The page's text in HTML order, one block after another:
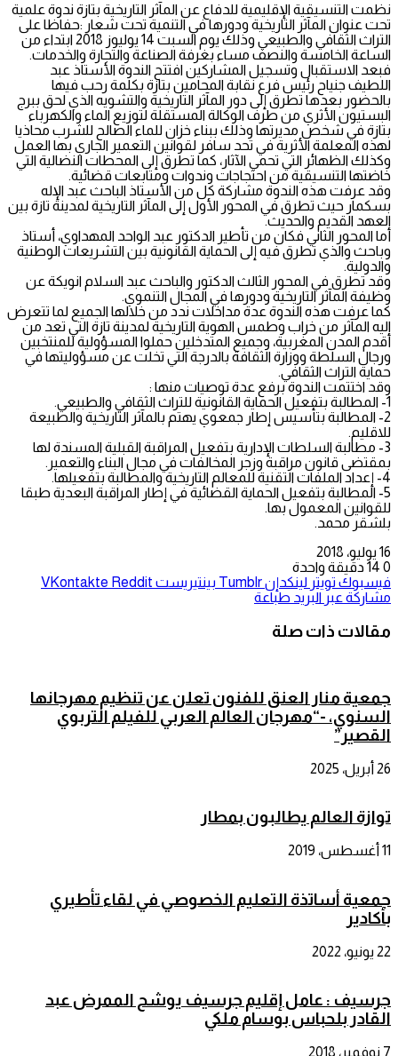
نظمت التنسيقية الإقليمية للدفاع عن المآثر التاريخية بتازة ندوة علمية
تحت عنوان المآثر التاريخية ودورها في التنمية تحت شعار :حفاظا على
التراث الثقافي والطبيعي وذلك يوم السبت 14 يوليوز 2018 ابتداء من
الساعة الخامسة والنصف مساء بغرفة الصناعة والتجارة والخدمات.
فبعد الاستقبال وتسجيل المشاركين افتتح الندوة الأستاذ عبد
اللطيف جنياح رئيس فرع نقابة المحامين بتازة بكلمة رحب فيها
بالحضور بعدها تطرق إلى دور المآثر التاريخية والتشويه الذي لحق ببرج
البستيون الأثري من طرف الوكالة المستقلة لتوزيع الماء والكهرباء
بتازة في شخص مديرتها وذلك ببناء خزان للماء الصالح للشرب محاذيا
لهذه المعلمة الأثرية في تحد سافر لقوانين التعمير الجاري بها العمل
وكذلك الظهائر التي تحمي الآثار، كما تطرق إلى المحطات النضالية التي
خاضتها التنسيقية من احتجاجات وندوات ومتابعات قضائية.
وقد عرفت هذه الندوة مشاركة كل من الأستاذ الباحث عبد الإله
بسكمار حيث تطرق في المحور الأول إلى المآثر التاريخية لمدينة تازة بين
العهد القديم والحديث.
أما المحور الثاني فكان من تأطير الدكتور عبد الواحد المهداوي، أستاذ
وباحث والذي تطرق فيه إلى الحماية القانونية بين التشريعات الوطنية
والدولية.
وقد تطرق في المحور الثالث الدكتور والباحث عبد السلام انويكة عن
وظيفة المآثر التاريخية ودورها في المجال التنموي.
كما عرفت هذه الندوة عدة مداخلات ندد من خلالها الجميع لما تتعرض
اليه المآثر من خراب وطمس الهوية التاريخية لمدينة تازة التي تعد من
أقدم المدن المغربية، وجميع المتدخلين حملوا المسؤولية للمنتخبين
ورجال السلطة ووزارة الثقافة بالدرجة التي تخلت عن مسؤوليتها في
حماية التراث الثقافي.
وقد اختتمت الندوة برفع عدة توصيات منها :
1- المطالبة بتفعيل الحماية القانونية للتراث الثقافي والطبيعي.
2- المطالبة بتأسيس إطار جمعوي يهتم بالمآثر التاريخية والطبيعة
للاقليم.
3- مطالبة السلطات الإدارية بتفعيل المراقبة القبلية المسندة لها
بمقتضى قانون مراقبة وزجر المخالفات في مجال البناء والتعمير.
4- إعداد الملفات التقنية للمعالم التاريخية والمطالبة بتفعيلها.
5- المطالبة بتفعيل الحماية القضائية في إطار المراقبة البعدية طبقا
للقوانين المعمول بها.
بلشقر محمد.
16 يوليو، 2018
0
دقيقة واحدة
فيسبوك تويتر لينكدإن بينتيريست
مشاركة عبر البريد طباعة
مقالات ذات صلة
جمعية منار العنق للفنون تعلن عن تنظيم مهرجانها
السنوي، -“مهرجان العالم العربي للفيلم التربوي
القصير”
26 أبريل، 2025
توازة العالم يطالبون بمطار
11 أغسطس، 2019
جمعية أساتذة التعليم الخصوصي في لقاء تأطيري
بأكادير
22 يونيو، 2022
جرسيف : عامل إقليم جرسيف يوشح الممرض عبد
القادر بلحباس بوسام ملكي
7 نوفمبر، 2018